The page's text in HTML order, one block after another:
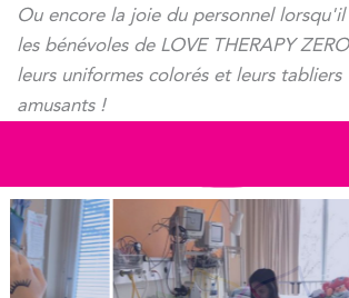
Ou encore la joie du personnel
les bénévoles de LOVE THERAPY
leurs uniformes colorés et leurs tabliers
amusants !